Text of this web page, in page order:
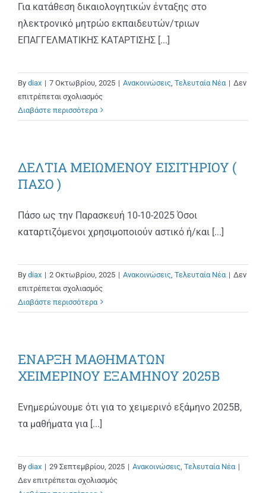
Για κατάθεση δικαιολογητικών ένταξης στο
ηλεκτρονικό μητρώο εκπαιδευτών/τριων
ΕΠΑΓΓΕΛΜΑΤΙΚΗΣ ΚΑΤΑΡΤΙΣΗΣ [...]
By diax | 7 Οκτωβρίου, 2025 | Ανακοινώσεις Τελευταία Νέα | Δεν
επιτρέπεται σχολιασμόςστο
ΕΝΤΑΞΗ
ΣΤΟ
ΕΚΠΑΙΔΕΥΤΩΝ/
Διαβάστε περισσότερα
ΔΕΛΤΙΑ ΜΕΙΩΜΕΝΟΥ ΕΙΣΙΤΗΡΙΟΥ (
ΠΑΣΟ )
Πάσο ως την Παρασκευή 10-10-2025 Όσοι
καταρτιζόμενοι χρησιμοποιούν αστικό ή/και [...]
By diax | 2 Οκτωβρίου, 2025 | Ανακοινώσεις Τελευταία Νέα | Δεν
επιτρέπεται σχολιασμόςστο
ΔΕΛΤΙΑ
ΜΕΙΩΜΕΝΟΥ
ΠΑΣΟ
)
Διαβάστε περισσότερα
ΕΝΑΡΞΗ ΜΑΘΗΜΑΤΩΝ
ΧΕΙΜΕΡΙΝΟΥ ΕΞΑΜΗΝΟΥ 2025Β
Ενημερώνουμε ότι για το χειμερινό εξάμηνο 2025Β,
τα μαθήματα για [...]
By diax | 29 Σεπτεμβρίου, 2025 | Ανακοινώσεις Τελευταία Νέα |
Δεν επιτρέπεται σχολιασμόςστο